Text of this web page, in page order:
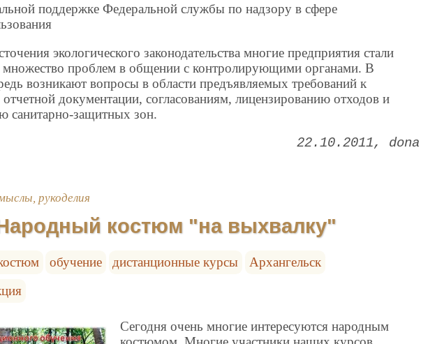
поддержке Федеральной службы по надзору в сфере
экологического законодательства многие предприятия стали
множество проблем в общении с контролирующими органами. В
возникают вопросы в области предъявляемых требований к
документации, согласованиям, лицензированию отходов и
санитарно-защитных зон.
22.10.2011 dona
рукоделия
костюм "на выхвалку"
обучение дистанционные курсы
Архангельск
Сегодня очень многие интересуются народным